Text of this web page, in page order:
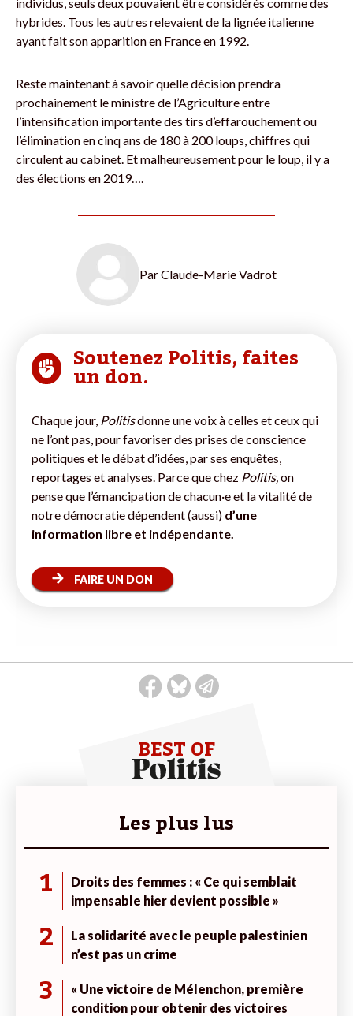
hybrides. Tous les autres relevaient de la lignée italienne
ayant fait son apparition en France en 1992.
Reste maintenant à savoir quelle décision prendra
prochainement le ministre de l’Agriculture entre
l’intensification importante des tirs d’effarouchement ou
l’élimination en cinq ans de 180 à 200 loups, chiffres qui
circulent au cabinet. Et malheureusement pour le loup, il y a
des élections en 2019….
ParClaude-Marie Vadrot
Soutenez Politis, faites
un don.
Chaque jour, Politisdonne une voix à celles et ceux qui
ne l’ont pas, pour favoriser des prises de conscience
politiques et le débat d’idées, par ses enquêtes,
reportages et analyses. Parce que chez Politis,on
pense que l’émancipation de chacun·e et la vitalité de
notre démocratie dépendent (aussi) d’une
information libre et indépendante.
FAIRE UN DON
BEST OF
Les plus lus
1
Droits des femmes : « Ce qui semblait
impensable hier devient possible »
2
La solidarité avec le peuple palestinien
n’est pas un crime
3
« Une victoire de Mélenchon, première
condition pour obtenir des victoires